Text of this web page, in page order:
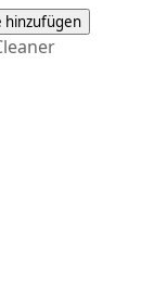
hinzufügen